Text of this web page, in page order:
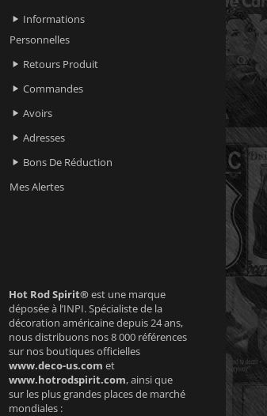
 Informations
Personnelles
 Retours Produit
 Commandes
 Avoirs
 Adresses
 Bons De Réduction
Mes Alertes
Hot Rod Spirit®est une marque
déposée à l’INPI. Spécialiste de la
décoration américaine depuis 24 ans,
nous distribuons nos 8 000 références
sur nos boutiques officielles
www.deco-us.com et
www.hotrodspirit.com, ainsi que
sur les plus grandes places de marché
mondiales :